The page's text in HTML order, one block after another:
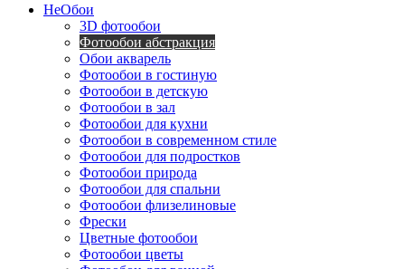
НеОбои
3D фотообои
Фотообои абстракция
Обои акварель
Фотообои в гостиную
Фотообои в детскую
Фотообои в зал
Фотообои для кухни
Фотообои в современном стиле
Фотообои для подростков
Фотообои природа
Фотообои для спальни
Фотообои флизелиновые
Фрески
Цветные фотообои
Фотообои цветы